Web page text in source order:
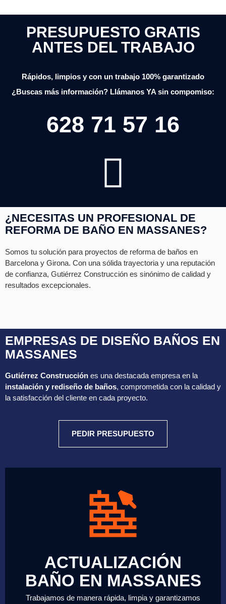
PRESUPUESTO GRATIS
ANTES DEL TRABAJO
Rápidos, limpios y con un trabajo 100% garantizado
¿Buscas más información? Llámanos YA sin compomiso:
628 71 57 16
¿NECESITAS UN PROFESIONAL DE
REFORMA DE BAÑO EN MASSANES?
Somos tu solución para proyectos de reforma de baños en
Barcelona y Girona. Con una sólida trayectoria y una reputación
de confianza, Gutiérrez Construcción es sinónimo de calidad y
resultados excepcionales.
EMPRESAS DE DISEÑO BAÑOS EN
MASSANES
Gutiérrez Construcción es una destacada empresa en la
instalación y rediseño de baños, comprometida con la calidad y
la satisfacción del cliente en cada proyecto.
PEDIR PRESUPUESTO
ACTUALIZACIÓN
BAÑO EN MASSANES
Trabajamos de manera rápida, limpia y garantizamos